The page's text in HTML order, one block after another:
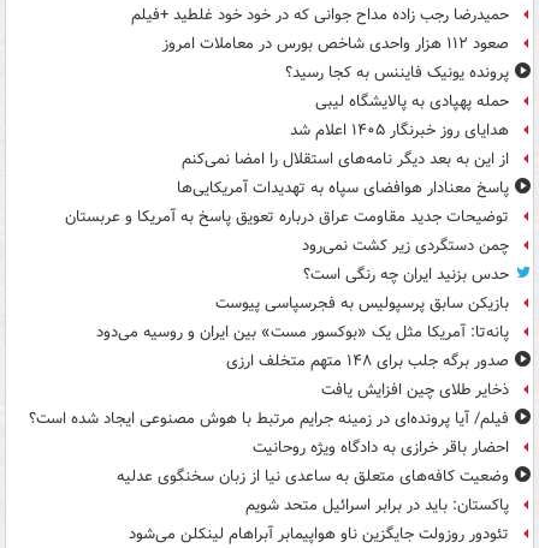
حمیدرضا رجب زاده مداح جوانی که در خود خود غلطید +فیلم
صعود ۱۱۲ هزار واحدی شاخص بورس در معاملات امروز
پرونده یونیک فایننس به کجا رسید؟
حمله پهپادی به پالایشگاه لیبی
هدایای روز خبرنگار ۱۴۰۵ اعلام شد
از این به بعد دیگر نامه‌های استقلال را امضا نمی‌کنم
پاسخ معنادار هوافضای سپاه به تهدیدات آمریکایی‌ها
توضیحات جدید مقاومت عراق درباره تعویق پاسخ به آمریکا و عربستان
چمن دستگردی زیر کشت نمی‌رود
حدس بزنید ایران چه رنگی است؟
بازیکن سابق پرسپولیس به فجرسپاسی پیوست
پانه‌تا: آمریکا مثل یک «بوکسور مست» بین ایران و روسیه می‌دود
صدور برگه جلب برای ۱۴۸ متهم متخلف ارزی
ذخایر طلای چین افزایش یافت
فیلم/ آیا پرونده‌ای در زمینه جرایم مرتبط با هوش مصنوعی ایجاد شده است؟
احضار باقر خرازی به دادگاه ویژه روحانیت
وضعیت کافه‌های متعلق به ساعدی نیا از زبان سخنگوی عدلیه
پاکستان: باید در برابر اسرائیل متحد شویم
تئودور روزولت جایگزین ناو هواپیمابر آبراهام لینکلن می‌شود